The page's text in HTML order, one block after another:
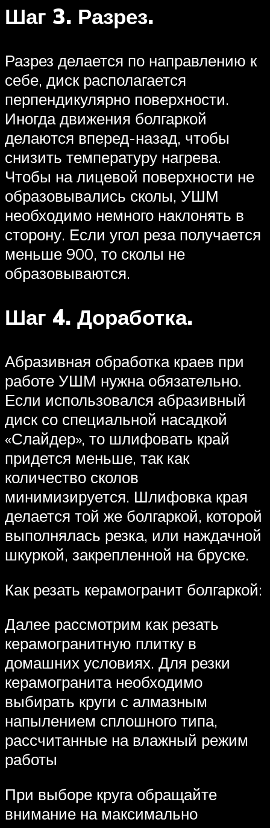
Шаг 3. Разрез.
Разрез делается по направлению к
себе, диск располагается
перпендикулярно поверхности.
Иногда движения болгаркой
делаются вперед-назад, чтобы
снизить температуру нагрева.
Чтобы на лицевой поверхности не
образовывались сколы, УШМ
необходимо немного наклонять в
сторону. Если угол реза получается
меньше 900, то сколы не
образовываются.
Шаг 4. Доработка.
Абразивная обработка краев при
работе УШМ нужна обязательно.
Если использовался абразивный
диск со специальной насадкой
«Слайдер», то шлифовать край
придется меньше, так как
количество сколов
минимизируется. Шлифовка края
делается той же болгаркой, которой
выполнялась резка, или наждачной
шкуркой, закрепленной на бруске.
Как резать керамогранит болгаркой:
Далее рассмотрим как резать
керамогранитную плитку в
домашних условиях. Для резки
керамогранита необходимо
выбирать круги с алмазным
напылением сплошного типа,
рассчитанные на влажный режим
работы
При выборе круга обращайте
внимание на максимально